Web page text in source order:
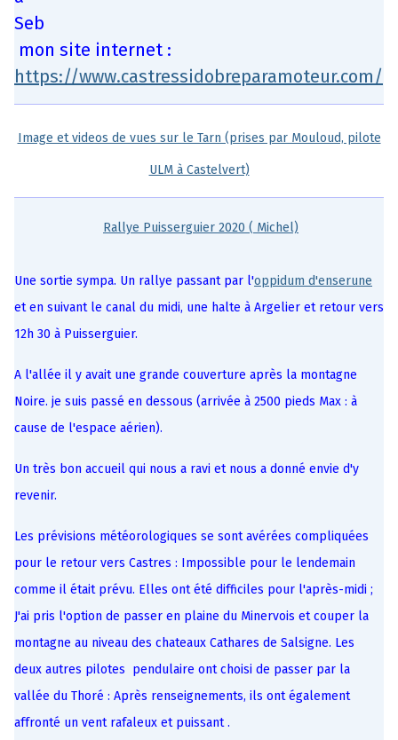
Seb
mon site internet :
https://www.castressidobreparamoteur.com/
Image et videos de vues sur le Tarn (prises par Mouloud, pilote
ULM à Castelvert)
Rallye Puisserguier 2020 ( Michel)
Une sortie sympa. Un rallye passant par l'oppidum d'enserune
et en suivant le canal du midi, une halte à Argelier et retour vers
12h 30 à Puisserguier.
A l'allée il y avait une grande couverture après la montagne
Noire. je suis passé en dessous (arrivée à 2500 pieds Max : à
cause de l'espace aérien).
Un très bon accueil qui nous a ravi et nous a donné envie d'y
revenir.
Les prévisions météorologiques se sont avérées compliquées
pour le retour vers Castres : Impossible pour le lendemain
comme il était prévu. Elles ont été difficiles pour l'après-midi ;
J'ai pris l'option de passer en plaine du Minervois et couper la
montagne au niveau des chateaux Cathares de Salsigne. Les
deux autres pilotes pendulaire ont choisi de passer par la
vallée du Thoré : Après renseignements, ils ont également
affronté un vent rafaleux et puissant .